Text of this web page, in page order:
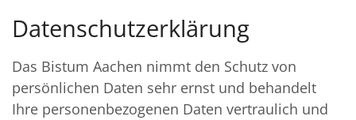
Datenschutzerklärung
Das Bistum Aachen nimmt den Schutz von
persönlichen Daten sehr ernst und behandelt
Ihre personenbezogenen Daten vertraulich und